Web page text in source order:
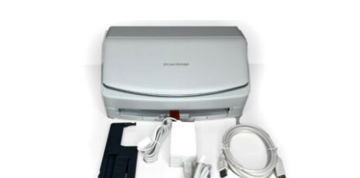
Scanner Fujitsu ScanSnap iX1600